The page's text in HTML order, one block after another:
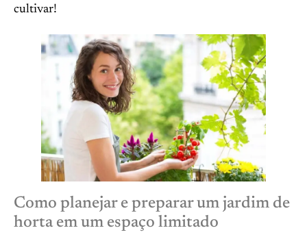
cultivar!
Como planejar e preparar um jardim de
horta em um espaço limitado